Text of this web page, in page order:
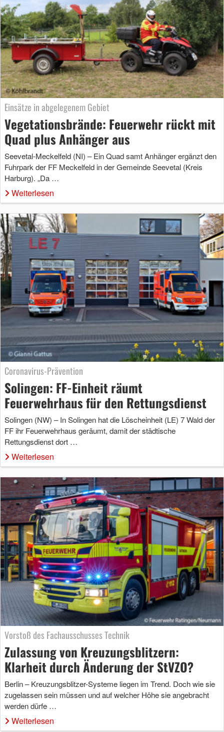
Einsätze in abgelegenem Gebiet
Vegetationsbrände: Feuerwehr rückt mit
Quad plus Anhänger aus
Seevetal-Meckelfeld (NI) – Ein Quad samt Anhänger ergänzt den
Fuhrpark der FF Meckelfeld in der Gemeinde Seevetal (Kreis
Harburg). „Da …
Weiterlesen
Coronavirus-Prävention
Solingen: FF-Einheit räumt
Feuerwehrhaus für den Rettungsdienst
Solingen (NW) – In Solingen hat die Löscheinheit (LE) 7 Wald der
FF ihr Feuerwehrhaus geräumt, damit der städtische
Rettungsdienst dort …
Weiterlesen
Vorstoß des Fachausschusses Technik
Zulassung von Kreuzungsblitzern:
Klarheit durch Änderung der StVZO?
Berlin – Kreuzungsblitzer-Systeme liegen im Trend. Doch wie sie
zugelassen sein müssen und auf welcher Höhe sie angebracht
werden dürfe …
Weiterlesen